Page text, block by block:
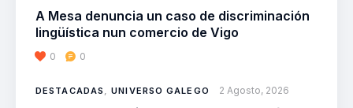
A Mesa denuncia un caso de discriminación
lingüística nun comercio de Vigo
0 0
DESTACADAS ,UNIVERSO GALEGO 2 Agosto, 2026